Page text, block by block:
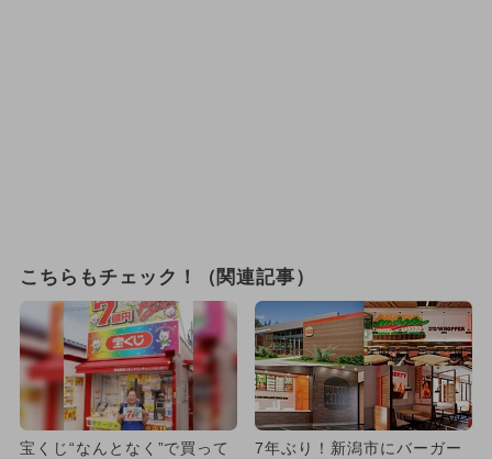
こちらもチェック！（関連記事）
宝くじ“なんとなく”で買って
7年ぶり！新潟市にバーガー